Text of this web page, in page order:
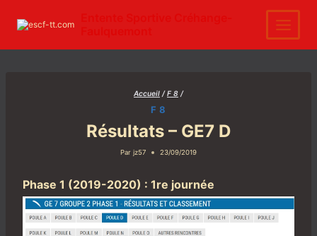
contenu
Accueil / F 8 /
F 8
Résultats – GE7 D
Par jz57 23/09/2019
Phase 1 (2019-2020) : 1re journée